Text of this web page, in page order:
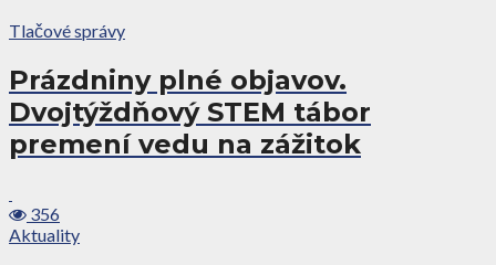
Tlačové správy
Prázdniny plné objavov.
Dvojtýždňový STEM tábor
premení vedu na zážitok
356
Aktuality